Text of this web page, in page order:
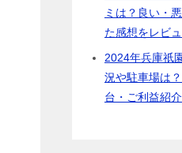
ミは？良い・
た感想をレビュ
2024年兵庫祇
況や駐車場は
台・ご利益紹介